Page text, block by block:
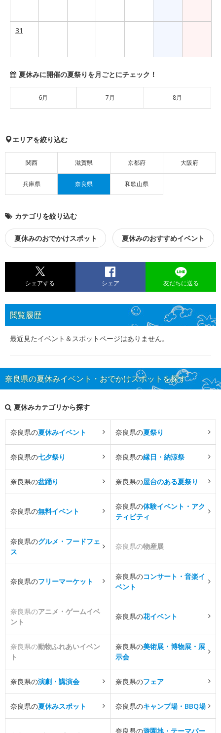
31
夏休みに開催の夏祭りを月ごとにチェック！
6月 7月 8月
エリアを絞り込む
関西 滋賀県 京都府 大阪府
兵庫県 奈良県 和歌山県
カテゴリを絞り込む
夏休みのおでかけスポット 夏休みのおすすめイベント
シェアする シェア 友だちに送る
閲覧履歴
最近見たイベント＆スポットページはありません。
奈良県の夏休みイベント・おでかけスポットを探す
夏休みカテゴリから探す
奈良県の夏休みイベント 奈良県の夏祭り
奈良県の七夕祭り 奈良県の縁日・納涼祭
奈良県の盆踊り 奈良県の屋台のある夏祭り
奈良県の無料イベント
奈良県の体験イベント・アク
ティビティ
奈良県のグルメ・フードフェ
ス
奈良県の物産展
奈良県のフリーマーケット
奈良県のコンサート・音楽イ
ベント
奈良県のアニメ・ゲームイベ
ント
奈良県の花イベント
奈良県の動物ふれあいイベン
ト
奈良県の美術展・博物展・展
示会
奈良県の演劇・講演会 奈良県のフェア
奈良県の夏休みスポット 奈良県のキャンプ場・BBQ場
奈良県の遊園地・テーマパー